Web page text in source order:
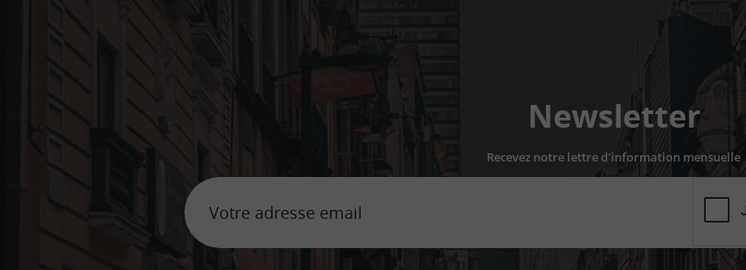
Newsletter
Recevez notre lettre d'information mensuelle